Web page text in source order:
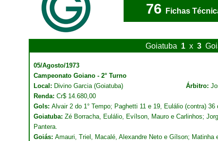
76 Fichas
Goiatuba 1 x 3
05/Agosto/1973
Campeonato Goiano - 2° Turno
Local: Divino Garcia (Goiatuba) Árbitro:
Renda: Cr$ 14.680,00
Gols: Alvair 2 do 1° Tempo; Paghetti 11 e 19, Eulálio (contra) 36
Goiatuba: Zé Borracha, Eulálio, Evílson, Mauro e Carlinhos;
Pantera.
Goiás: Amauri, Triel, Macalé, Alexandre Neto e Gílson;